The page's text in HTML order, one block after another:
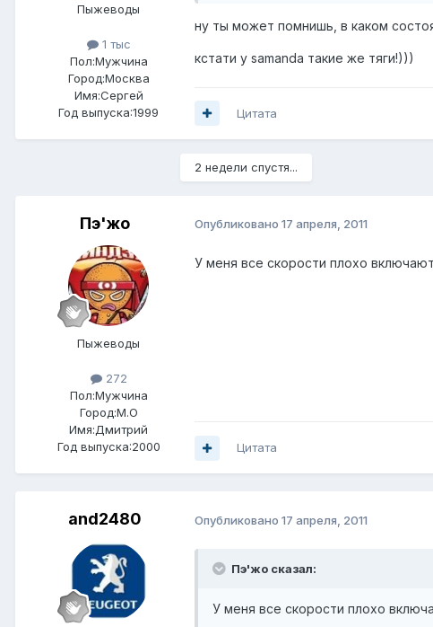
Пыжеводы
1 тыс
Пол:Мужчина
Город:Москва
Имя:Сергей
Год выпуска:1999
ну ты может помнишь, в каком
кстати у samanda такие же тяги!)))
Цитата
2 недели спустя...
Пэ'жо
Пыжеводы
272
Пол:Мужчина
Город:М.О
Имя:Дмитрий
Год выпуска:2000
Опубликовано 17 апреля, 2011
У меня все скорости плохо
Цитата
and2480 Опубликовано 17 апреля, 2011
Пэ'жо сказал:
У меня все скорости плохо